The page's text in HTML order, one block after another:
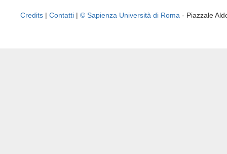
Credits | Contatti | © Sapienza Università di Roma - Piazzale